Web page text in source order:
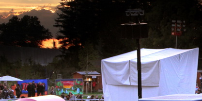
Zum
Inhalt
springen